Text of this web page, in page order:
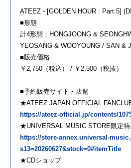
ATEEZ - [GOLDEN HOUR : Part.5]
■形態
計4形態：HONGJOONG &
YEOSANG & WOOYOUNG / SAN &
■販売価格
￥2,750（税込） / ￥2,500（税抜）
■予約販売サイト・店舗
★ATEEZ JAPAN OFFICIAL
https://ateez-official.jp/contents/
★UNIVERSAL MUSIC STORE限定特
https://store-annex.universal-
s13=20260627&stock=0#itemTitle
★CDショップ